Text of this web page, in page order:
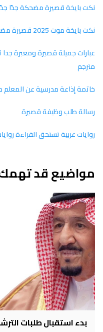
نكت بايخة قصيرة مضحكة جدًا
نكت بايخة موت 2025 قصيرة مضحكة جدًا جدًا نكتة غبية بايخه
مترجم
خاتمة إذاعة مدرسية عن
رسالة طلب وظيفة قصيرة
روايات عربية تستحق القراءة
مواضيع قد
بدء استقبال طلبات